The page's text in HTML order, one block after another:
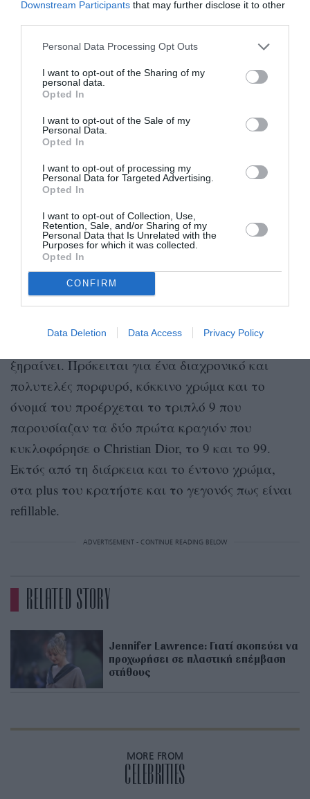
Downstream Participants that may further disclose it to other
Personal Data Processing Opt Outs
I want to opt-out of the Sharing of my
personal data.
Opted In
I want to opt-out of the Sale of my
Personal Data.
Opted In
I want to opt-out of processing my
Personal Data for Targeted Advertising.
Opted In
I want to opt-out of Collection, Use,
Retention, Sale, and/or Sharing of my
Personal Data that Is Unrelated with the
Purposes for which it was collected.
Opted In
CONFIRM
Data Deletion Data Access Privacy Policy
Vanngo, η συγκεκριμένη κόκκινη απόχρωση είναι
εντυπωσιακό μακιγιάζ με πρωταγωνιστή τα
χείλη της.
Ο λόγος για την απόχρωση 999 του κραγιόν
Rouge Dior από τον οίκο Dior, που αφήνει ένα
βελούδινο αποτέλεσμα στα χείλη χωρίς να τα
ξηραίνει.Πρόκειται για ένα διαχρονικό και
πολυτελές πορφυρό, κόκκινο χρώμα και το
όνομά του προέρχεται το τριπλό 9 που
παρουσίαζαν τα δύο πρώτα κραγιόν που
κυκλοφόρησε ο Christian Dior, το 9 και το 99.
Εκτός από τη διάρκεια και το έντονο χρώμα,
στα plus του κρατήστε και το γεγονός πως είναι
refillable.
ADVERTISEMENT - CONTINUE READING BELOW
RELATED STORY
Jennifer Lawrence: Γιατί σκοπεύει να
προχωρήσει σε πλαστική επέμβαση
στήθους
MORE FROM
CELEBRITIES